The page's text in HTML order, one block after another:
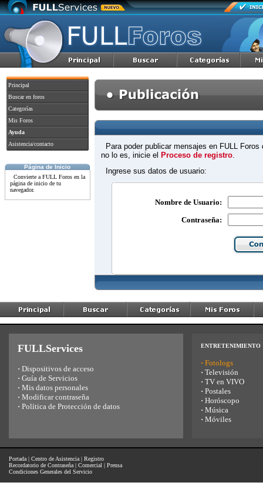
Principal
Buscar en foros
Categorías
Mis Foros
Ayuda
Asistencia/contacto
Página de Inicio
Convierte a FULL Foros en la
página de inicio de tu
navegador.
Para poder publicar mensajes en FULL
no lo es, inicie el Proceso de registro.
Ingrese sus datos de usuario:
Nombre de Usuario:
Contraseña:
FULLServices
· Dispositivos de acceso
· Guía de Servicios
· Mis datos personales
· Modificar contraseña
· Política de Protección de datos
ENTRETENIMIENTO
· Fotologs
· Televisión
· TV en VIVO
· Postales
· Horóscopo
· Música
· Móviles
Portada | Centro de Asistencia | Registro
Recordatorio de Contraseña | Comercial | Prensa
Condiciones Generales del Servicio